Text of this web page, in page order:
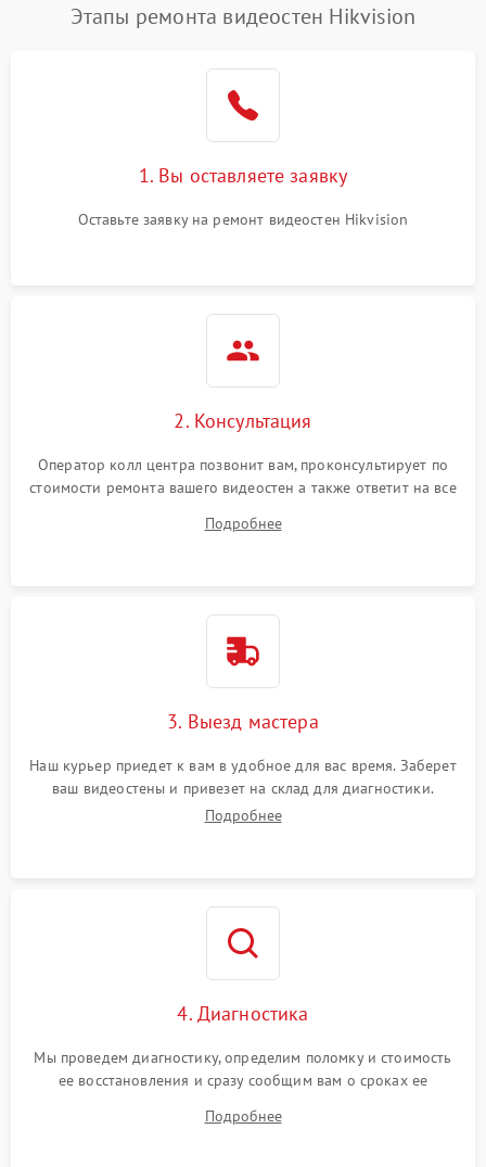
Этапы ремонта видеостен Hikvision
1. Вы оставляете заявку
Оставьте заявку на ремонт видеостен Hikvision
2. Консультация
Оператор колл центра позвонит вам, проконсультирует по
стоимости ремонта вашего видеостен а также ответит на все
Подробнее
3. Выезд мастера
Наш курьер приедет к вам в удобное для вас время. Заберет
ваш видеостены и привезет на склад для диагностики.
Подробнее
4. Диагностика
Мы проведем диагностику, определим поломку и стоимость
ее восстановления и сразу сообщим вам о сроках ее
Подробнее